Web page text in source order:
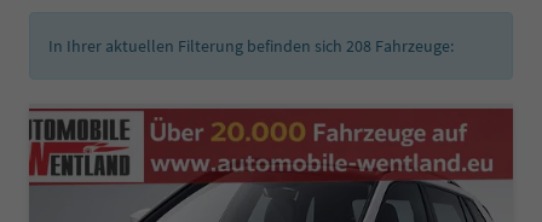
In Ihrer aktuellen Filterung befinden sich 208 Fahrzeuge: